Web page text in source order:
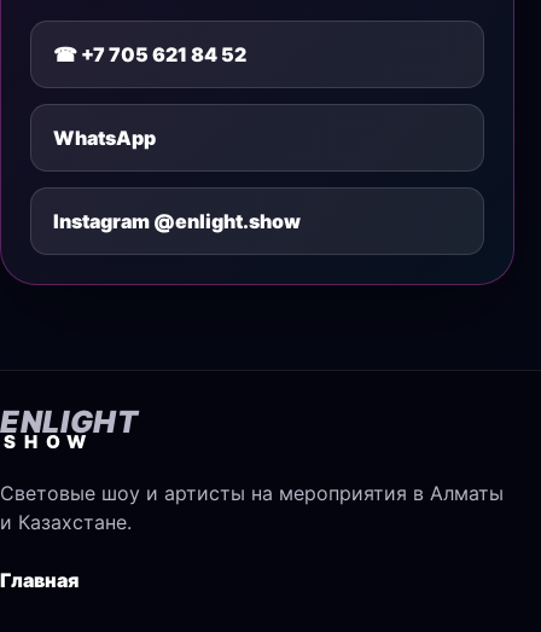
☎ +7 705 621 84 52
WhatsApp
Instagram @enlight.show
ENLIGHT
SHOW
Световые шоу и артисты на мероприятия в Алматы
и Казахстане.
Главная